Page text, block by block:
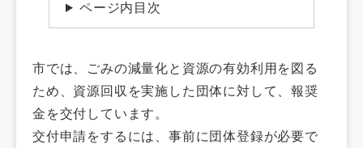
ページ内目次
市では、ごみの減量化と資源の有効利用を図る
ため、資源回収を実施した団体に対して、報奨
金を交付しています。
交付申請をするには、事前に団体登録が必要で